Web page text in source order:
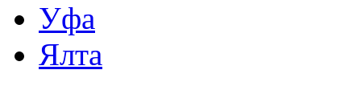
Уфа
Ялта